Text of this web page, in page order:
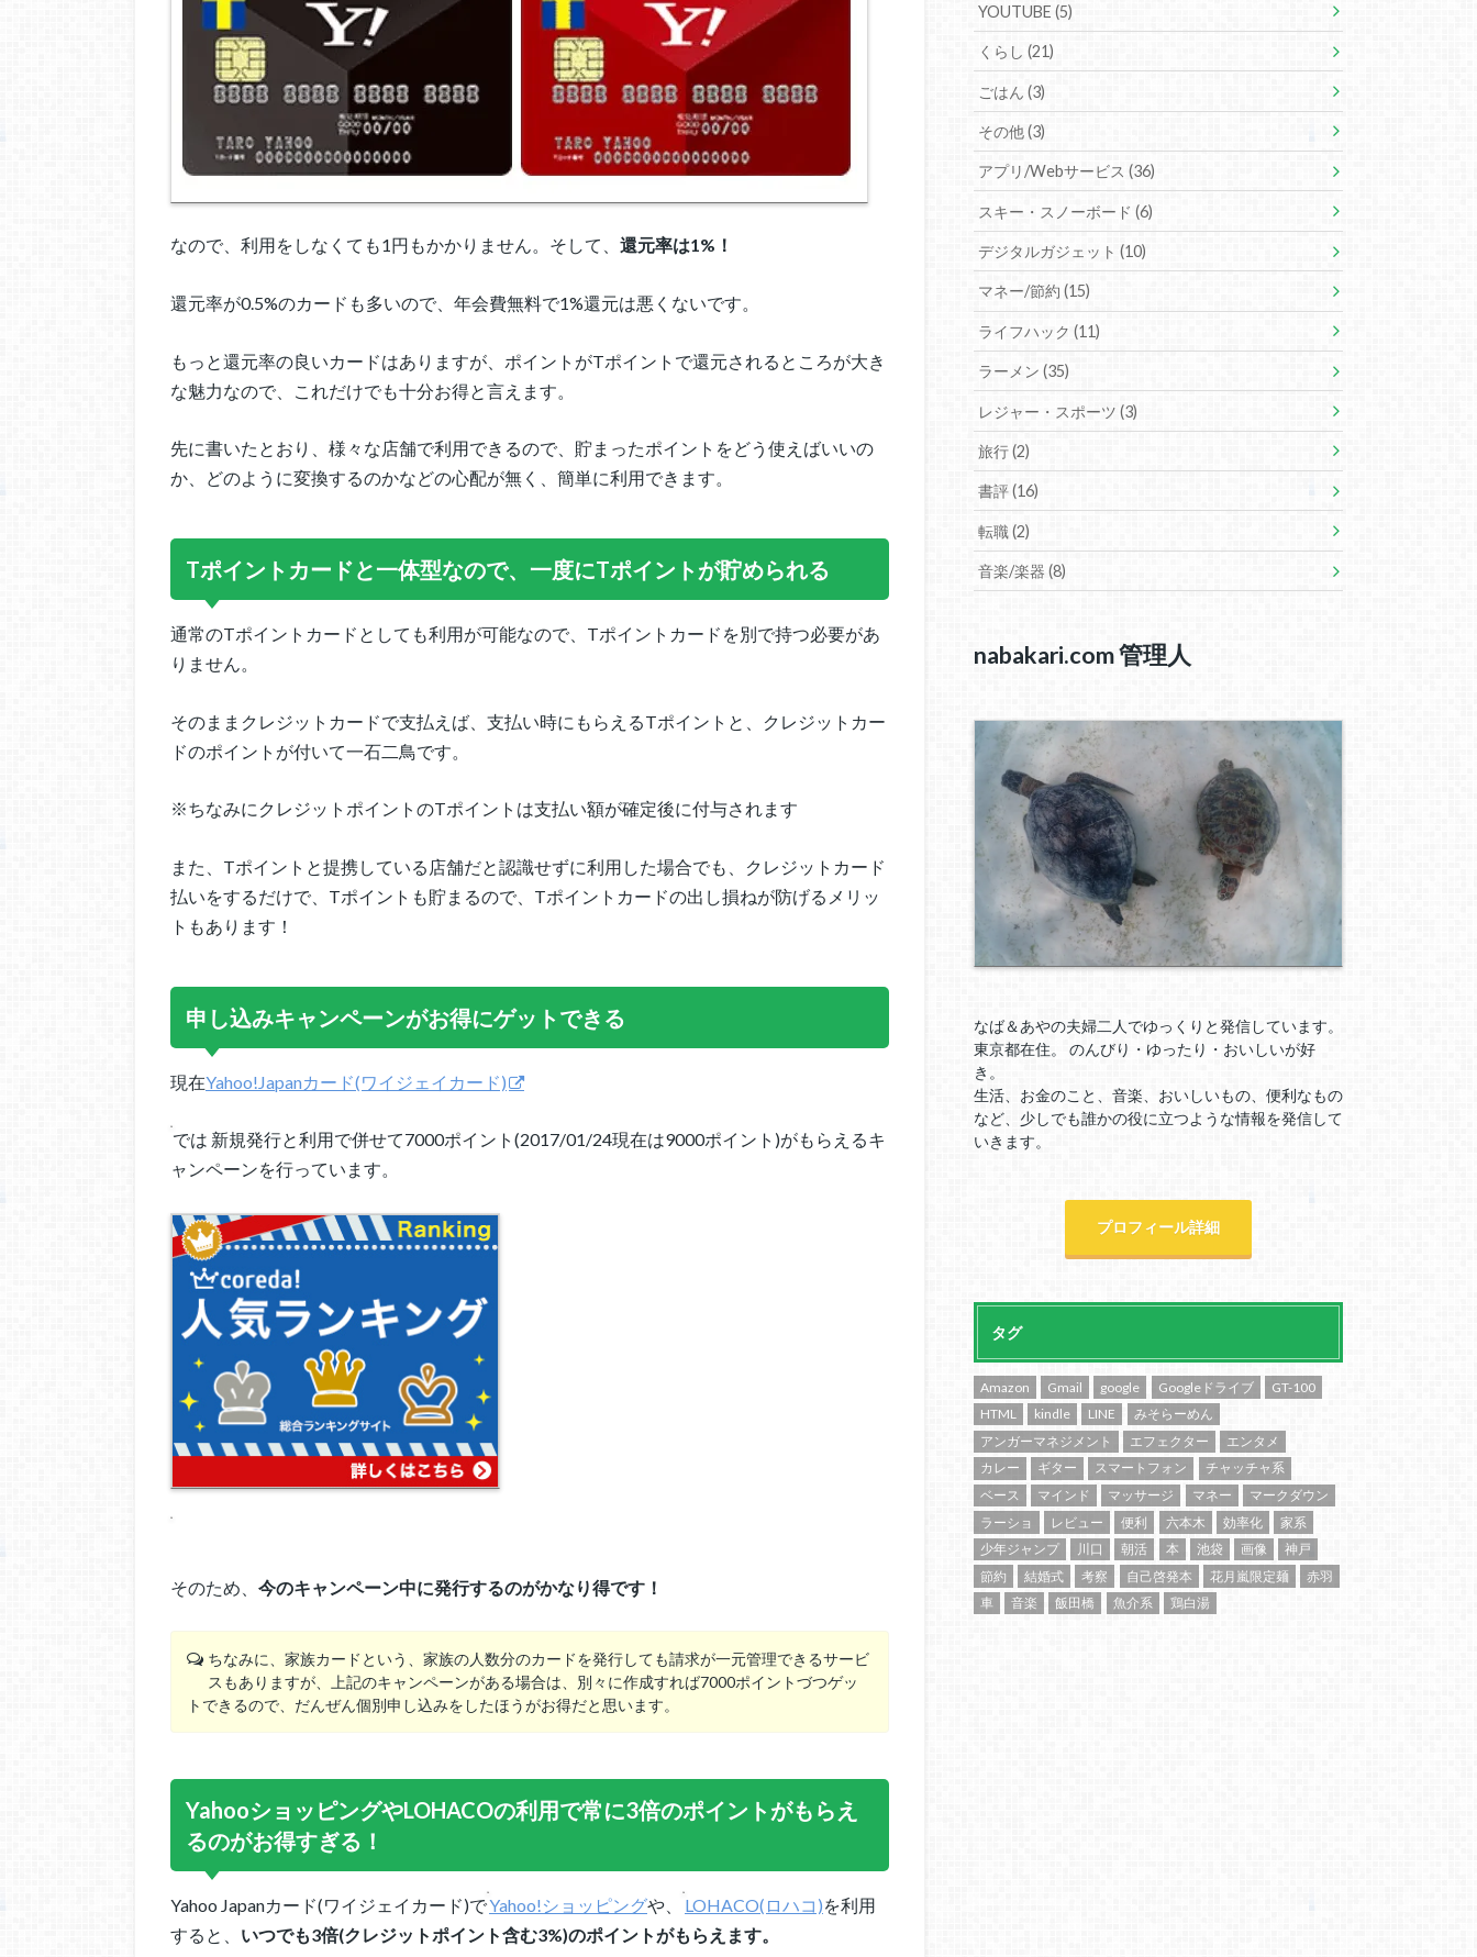
なので、利用をしなくても1円もかかりません。そして、 還元率は1%！
還元率が0.5%のカードも多いので、年会費無料で1%還元は悪くないです。
もっと還元率の良いカードはありますが、ポイントがTポイントで還元されるところが大き
な魅力なので、これだけでも十分お得と言えます。
先に書いたとおり、様々な店舗で利用できるので、貯まったポイントをどう使えばいいの
か、どのように変換するのかなどの心配が無く、簡単に利用できます。
Tポイントカードと一体型なので、一度にTポイントが貯められる
通常のTポイントカードとしても利用が可能なので、Tポイントカードを別で持つ必要があ
りません。
そのままクレジットカードで支払えば、支払い時にもらえるTポイントと、クレジットカー
ドのポイントが付いて一石二鳥です。
※ちなみにクレジットポイントのTポイントは支払い額が確定後に付与されます
また、Tポイントと提携している店舗だと認識せずに利用した場合でも、クレジットカード
払いをするだけで、Tポイントも貯まるので、Tポイントカードの出し損ねが防げるメリッ
トもあります！
申し込みキャンペーンがお得にゲットできる
現在Yahoo!Japanカード(ワイジェイカード)
では 新規発行と利用で併せて7000ポイント(2017/01/24現在は9000ポイント)がもらえるキ
ャンペーンを行っています。
そのため、 今のキャンペーン中に発行するのがかなり得です！
ちなみに、家族カードという、家族の人数分のカードを発行しても請求が一元管理できるサービ
スもありますが、上記のキャンペーンがある場合は、別々に作成すれば7000ポイントづつゲッ
トできるので、だんぜん個別申し込みをしたほうがお得だと思います。
YahooショッピングやLOHACOの利用で常に3倍のポイントがもらえ
るのがお得すぎる！
Yahoo Japanカード(ワイジェイカード)でYahoo!ショッピングや、 LOHACO(ロハコ)を利用
すると、 いつでも3倍(クレジットポイント含む3%)のポイントがもらえます。
YOUTUBE(5)
くらし(21)
ごはん(3)
その他(3)
アプリ/Webサービス(36)
スキー・スノーボード(6)
デジタルガジェット(10)
マネー/節約(15)
ライフハック(11)
ラーメン(35)
レジャー・スポーツ(3)
旅行(2)
書評(16)
転職(2)
音楽/楽器(8)
nabakari.com 管理人
なば＆あやの夫婦二人でゆっくりと発信しています。
東京都在住。 のんびり・ゆったり・おいしいが好
き。
生活、お金のこと、音楽、おいしいもの、便利なもの
など、少しでも誰かの役に立つような情報を発信して
いきます。
プロフィール詳細
タグ
Amazon Gmail google Googleドライブ
GT-100
HTML
kindle LINE
みそらーめん
アンガーマネジメント
エフェクター
エンタメ
カレー
ギター スマートフォン
チャッチャ系
ベース
マインド マッサージ マネー
マークダウン
ラーショ
レビュー 便利 六本木 効率化
家系
少年ジャンプ
川口 朝活 本 池袋 画像
神戸
節約
結婚式 考察 自己啓発本 花月嵐限定麺
赤羽
車
音楽 飯田橋 魚介系 鶏白湯